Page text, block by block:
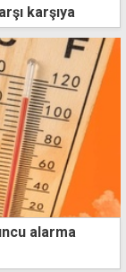
karşıya
alarma